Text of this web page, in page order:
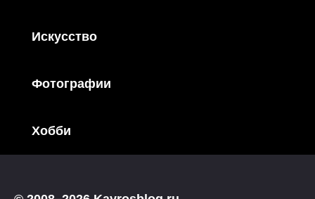
Искусство
Фотографии
Хобби